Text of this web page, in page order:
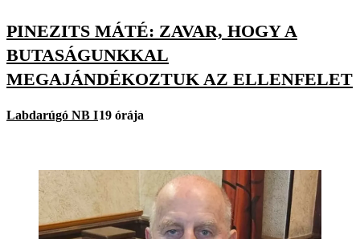
PINEZITS MÁTÉ: ZAVAR, HOGY A
BUTASÁGUNKKAL
MEGAJÁNDÉKOZTUK AZ ELLENFELET
Labdarúgó NB I19 órája